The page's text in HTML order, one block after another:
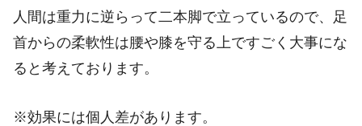
人間は重力に逆らって二本脚で立っているので、足
首からの柔軟性は腰や膝を守る上ですごく大事にな
ると考えております。
※効果には個人差があります。